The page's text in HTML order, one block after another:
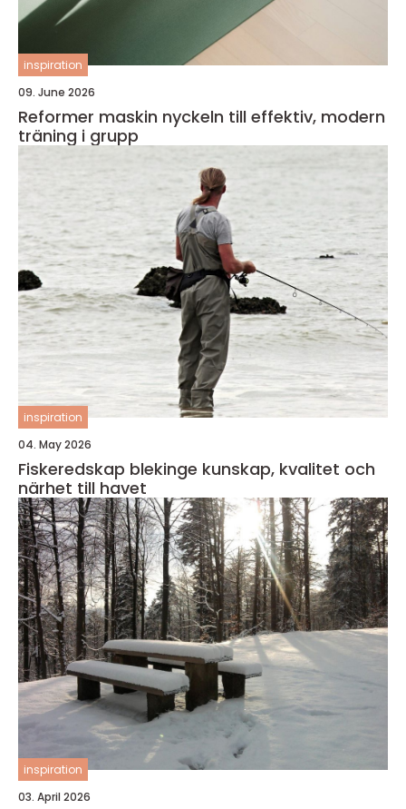
inspiration
09. June 2026
Reformer maskin nyckeln till effektiv, modern
träning i grupp
inspiration
04. May 2026
Fiskeredskap blekinge kunskap, kvalitet och
närhet till havet
inspiration
03. April 2026